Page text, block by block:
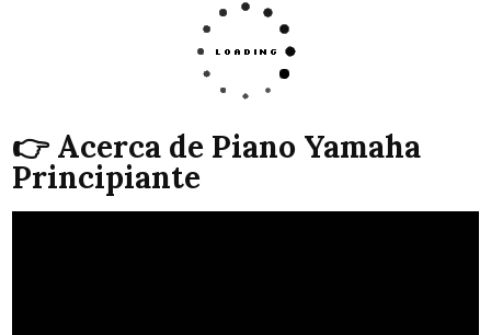
👉 Acerca de Piano Yamaha
Principiante